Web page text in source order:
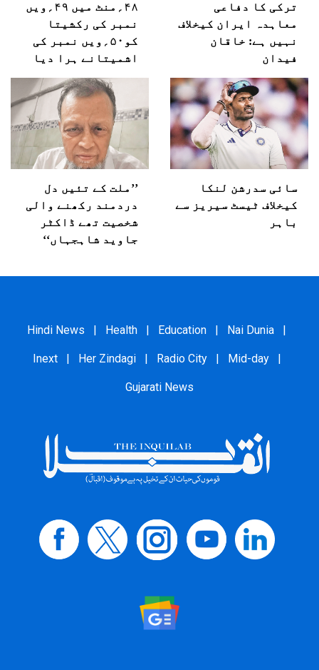
ترکی کا دفاعی
معاہدہ ایران کیخلاف
نہیں ہے: خاقان
فیدان
۴۸؍منٹ میں ۴۹؍ویں
نمبر کی رکشیتا
کو۵۰؍ویں نمبر کی
اشمیتانے ہرا دیا
سائی سدرشن لنکا
کیخلاف ٹیسٹ سیریز سے
باہر
’’ملت کے تئیں دل
دردمند رکھنے والی
شخصیت تھے ڈاکٹر
جاوید شاہجہاں‘‘
Hindi News | Health | Education | Nai Dunia |
Inext | Her Zindagi | Radio City | Mid-day |
Gujarati News